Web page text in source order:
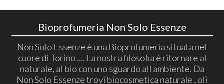
Bioprofumeria Non Solo Essenze
Non Solo Essenze è una Bioprofumeria situata nel
cuore di Torino .... La nostra filosofia è ritornare al
naturale, al bio con uno sguardo all ambiente. Da
Non Solo Essenze trovi biocosmetica naturale , oli